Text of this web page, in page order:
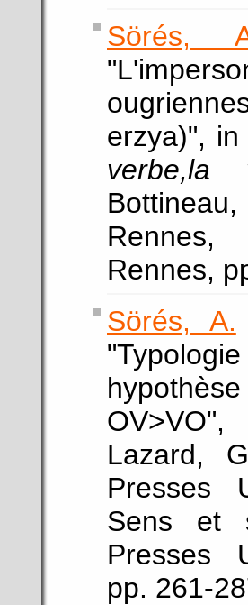
Sörés,
erzya)",
verbe,la
Rennes,
Sörés, A.
Lazard,
Presses
Sens et
Presses
pp. 261-